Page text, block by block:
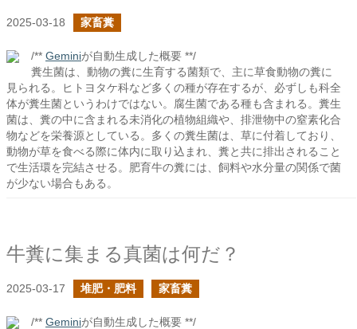
2025-03-18 家畜糞
/** Geminiが自動生成した概要 **/
糞生菌は、動物の糞に生育する菌類で、主に草食動物の糞に
見られる。ヒトヨタケ科など多くの種が存在するが、必ずしも科全
体が糞生菌というわけではない。腐生菌である種も含まれる。糞生
菌は、糞の中に含まれる未消化の植物組織や、排泄物中の窒素化合
物などを栄養源としている。多くの糞生菌は、草に付着しており、
動物が草を食べる際に体内に取り込まれ、糞と共に排出されること
で生活環を完結させる。肥育牛の糞には、飼料や水分量の関係で菌
が少ない場合もある。
牛糞に集まる真菌は何だ？
2025-03-17 堆肥・肥料 家畜糞
/** Geminiが自動生成した概要 **/